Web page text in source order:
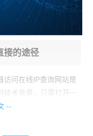
的途径
访问在线IP查询网站是
术背景，只需打开一
--